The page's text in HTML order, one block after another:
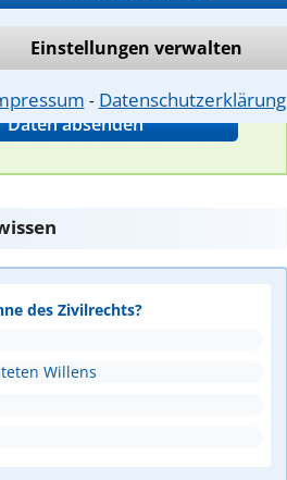
Einstellungen verwalten
⁃ Datenschutzerklärung
des Zivilrechts?
Willens